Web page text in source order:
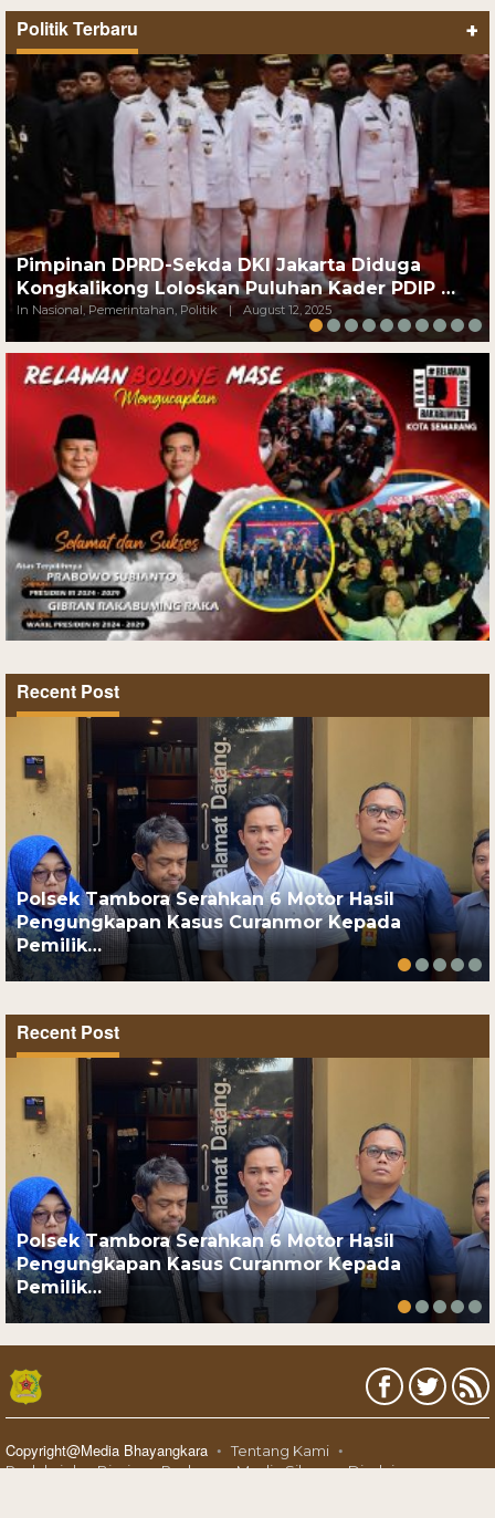
Politik Terbaru +
Pimpinan DPRD-Sekda DKI Jakarta Diduga
Kongkalikong Loloskan Puluhan Kader PDIP …
In Nasional, Pemerintahan, Politik | August 12, 2025
Recent Post
Polsek Tambora Serahkan 6 Motor Hasil
Pengungkapan Kasus Curanmor Kepada
Pemilik…
Recent Post
Polsek Tambora Serahkan 6 Motor Hasil
Pengungkapan Kasus Curanmor Kepada
Pemilik…
Copyright@Media Bhayangkara
Tentang Kami
Redaksi dan Bisnis
Pedoman Media Siber
Disclaimer